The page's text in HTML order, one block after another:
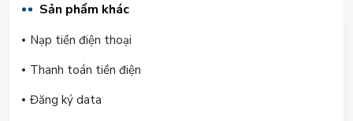
Sản phẩm khác
Nạp tiền điện thoại
Thanh toán tiền điện
Đăng ký data